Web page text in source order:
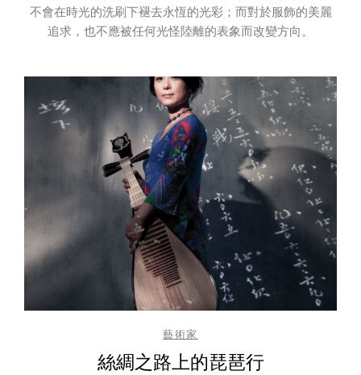
不會在時光的洗刷下褪去永恆的光彩；而對於服飾的美麗
追求，也不應被任何光怪陸離的表象而改變方向。
藝術家
絲綢之路上的琵琶行